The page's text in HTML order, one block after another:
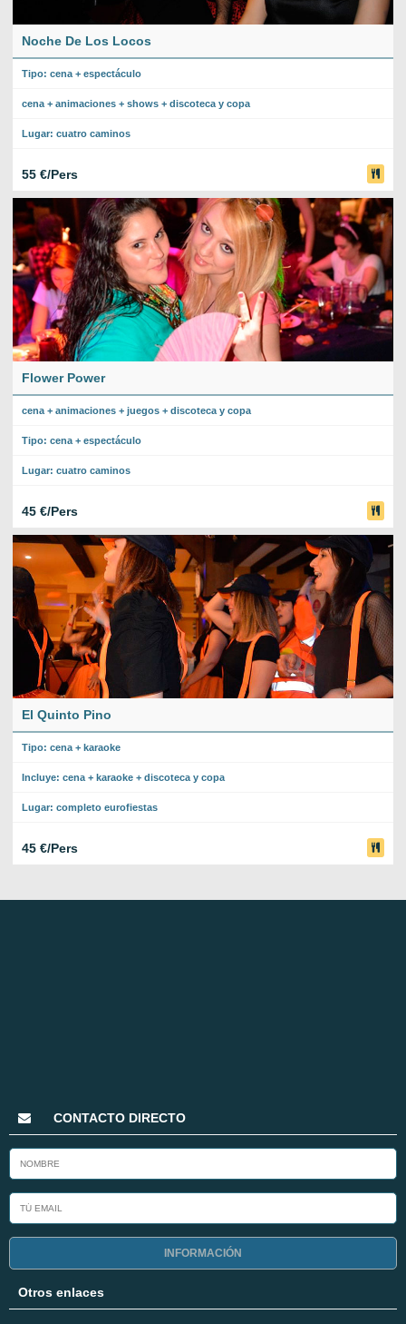
Noche De Los Locos
Tipo: cena + espectáculo
cena + animaciones + shows + discoteca y copa
Lugar: cuatro caminos
55 €/Pers
Flower Power
cena + animaciones + juegos + discoteca y copa
Tipo: cena + espectáculo
Lugar: cuatro caminos
45 €/Pers
El Quinto Pino
Tipo: cena + karaoke
Incluye: cena + karaoke + discoteca y copa
Lugar: completo eurofiestas
45 €/Pers
CONTACTO DIRECTO
INFORMACIÓN
Otros enlaces